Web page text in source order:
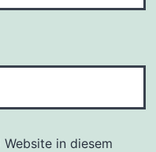
in diesem